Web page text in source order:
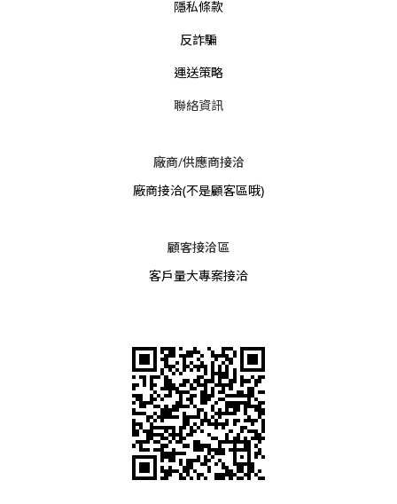
隱私條款
反詐騙
運送策略
聯絡資訊
廠商/供應商接洽
廠商接洽(不是顧客區哦)
顧客接洽區
客戶量大專案接洽